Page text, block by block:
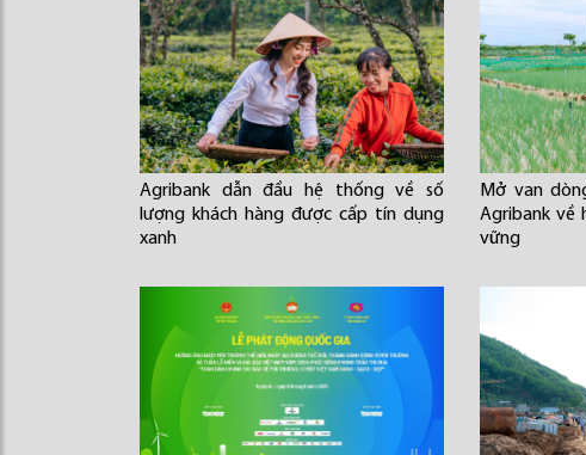
Agribank dẫn đầu hệ thống về số
lượng khách hàng được cấp tín dụng
xanh
Mở van
Agribank về
vững